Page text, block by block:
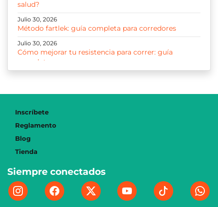
salud?
Julio 30, 2026
Método fartlek: guía completa para corredores
Julio 30, 2026
Cómo mejorar tu resistencia para correr: guía
completa
cada kilómetro
Julio 29, 2026
principiantes
Julio 21, 2026
La gran migración: ¿Por qué el corredor bogotano
Julio 18, 2026
¿Cómo es la logística detrás de la media maratón de
Bogotá?
Inscríbete
Reglamento
Blog
Tienda
Siempre conectados